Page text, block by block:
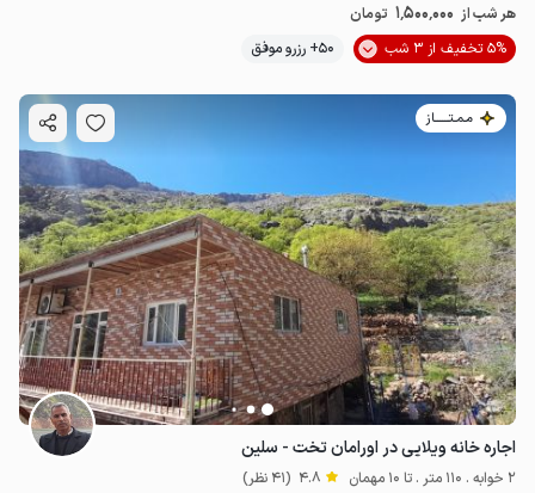
هر شب از 1٬500٬000 تومان
5% تخفیف از 3 شب
50+ رزرو موفق
مـمـتــــــاز
اجاره خانه ویلایی در اورامان تخت - سلین
2 خوابه . 110 متر . تا 10 مهمان 4.8 (41 نظر)